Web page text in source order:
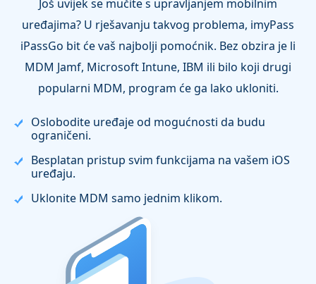
Još uvijek se mučite s upravljanjem mobilnim
uređajima? U rješavanju takvog problema, imyPass
iPassGo bit će vaš najbolji pomoćnik. Bez obzira je li
MDM Jamf, Microsoft Intune, IBM ili bilo koji drugi
popularni MDM, program će ga lako ukloniti.
Oslobodite uređaje od mogućnosti da budu
ograničeni.
Besplatan pristup svim funkcijama na vašem iOS
uređaju.
Uklonite MDM samo jednim klikom.